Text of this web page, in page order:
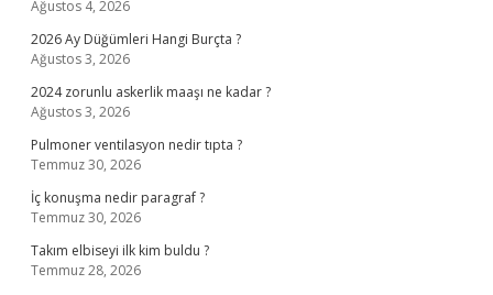
Ağustos 4, 2026
2026 Ay Düğümleri Hangi Burçta ?
Ağustos 3, 2026
2024 zorunlu askerlik maaşı ne kadar ?
Ağustos 3, 2026
Pulmoner ventilasyon nedir tıpta ?
Temmuz 30, 2026
İç konuşma nedir paragraf ?
Temmuz 30, 2026
Takım elbiseyi ilk kim buldu ?
Temmuz 28, 2026